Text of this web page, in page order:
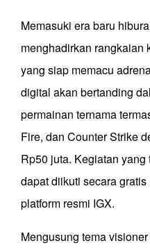
Memasuki era baru
menghadirkan rangkaian
yang siap memacu
digital akan bertanding
permainan ternama
Fire, dan Counter Strike
Rp50 juta. Kegiatan
dapat diikuti secara
platform resmi IGX.
Mengusung tema